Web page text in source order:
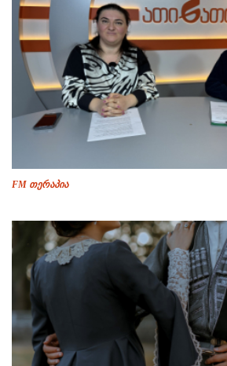
FM თერაპია